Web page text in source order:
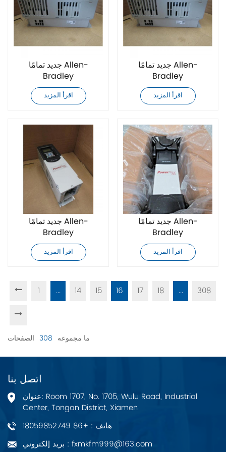
جديد تمامًا Allen-
Bradley
20F14NC170JN0NNNNN
محرك تيار متردد
اقرأ المزيد
جديد تمامًا Allen-
Bradley
20F14ND156AN0NNNNN
محرك تيار متردد
اقرأ المزيد
جديد تمامًا Allen-
Bradley
20F14NF012JN0NNNNN
محرك تيار متردد
اقرأ المزيد
جديد تمامًا Allen-
Bradley
20F14NF015JN0NNNNN
محرك تيار متردد
اقرأ المزيد
1 ... 14 15 16 17 18 ... 308
ما مجموعه 308 الصفحات
اتصل بنا
عنوان: Room 1707, No. 1705, Wulu Road, Industrial
Center, Tongan District, Xiamen
هاتف : +86 18059852749
بريد إلكتروني : fxmkfm999@163.com